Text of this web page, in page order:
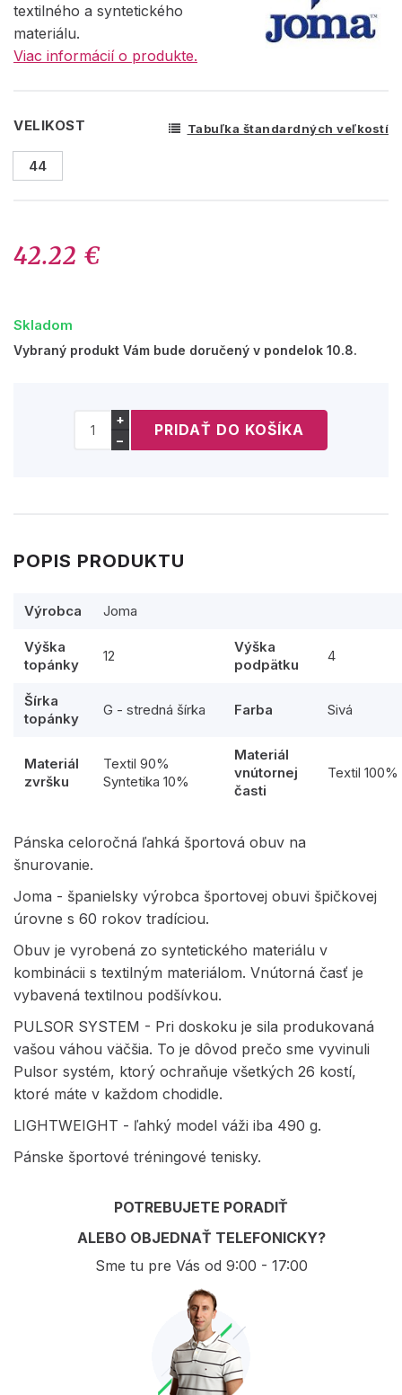
textilného a syntetického
materiálu.
Viac informácií o produkte.
VELIKOST Tabuľka štandardných veľkostí
44
42.22 €
Skladom
Vybraný produkt Vám bude doručený v pondelok 10.8.
+
−
POPIS PRODUKTU
Výrobca Joma
Výška
topánky
12
Výška
podpätku
4
Šírka
topánky
G - stredná šírka Farba Sivá
Materiál
zvršku
Textil 90%
Syntetika 10%
Materiál
vnútornej
časti
Textil 100%
Pánska celoročná ľahká športová obuv na
šnurovanie.
Joma - španielsky výrobca športovej obuvi špičkovej
úrovne s 60 rokov tradíciou.
Obuv je vyrobená zo syntetického materiálu v
kombinácii s textilným materiálom. Vnútorná časť je
vybavená textilnou podšívkou.
PULSOR SYSTEM - Pri doskoku je sila produkovaná
vašou váhou väčšia. To je dôvod prečo sme vyvinuli
Pulsor systém, ktorý ochraňuje všetkých 26 kostí,
ktoré máte v každom chodidle.
LIGHTWEIGHT - ľahký model váži iba 490 g.
Pánske športové tréningové tenisky.
POTREBUJETE PORADIŤ
ALEBO OBJEDNAŤ TELEFONICKY?
Sme tu pre Vás od 9:00 - 17:00